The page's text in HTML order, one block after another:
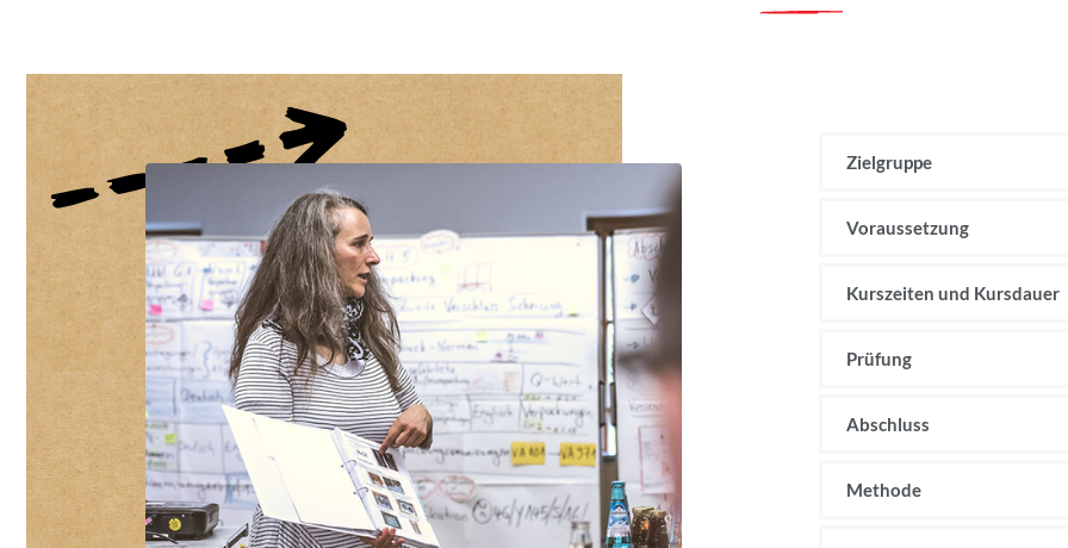
Zielgruppe
Voraussetzung
Kurszeiten und Kursdauer
Prüfung
Abschluss
Methode